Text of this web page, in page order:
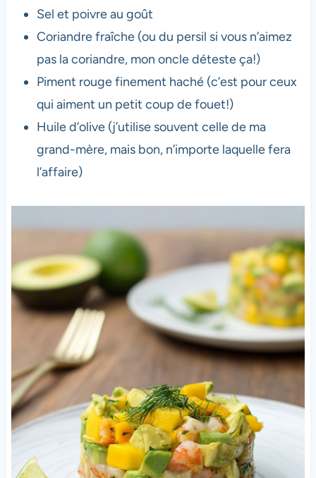
Sel et poivre au goût
Coriandre fraîche (ou du persil si vous n’aimez
pas la coriandre, mon oncle déteste ça!)
Piment rouge finement haché (c’est pour ceux
qui aiment un petit coup de fouet!)
Huile d’olive (j’utilise souvent celle de ma
grand-mère, mais bon, n’importe laquelle fera
l’affaire)